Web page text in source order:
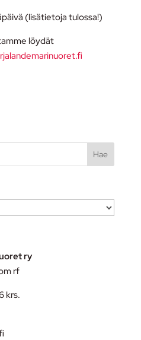
(lisätietoja tulossa!)
löydät
ry
rf
krs.